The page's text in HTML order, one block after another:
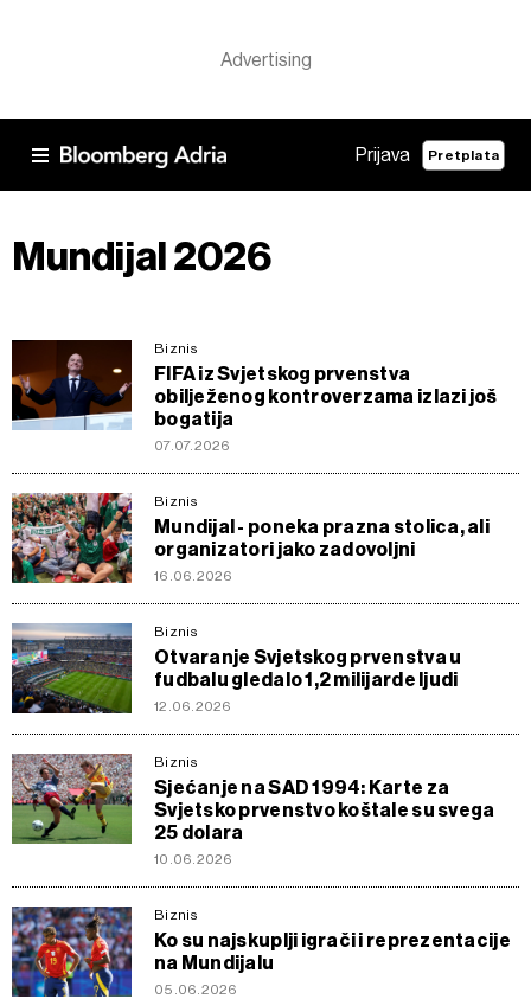
Prijava Pretplata
Mundijal 2026
Biznis
FIFA iz Svjetskog prvenstva
obilježenog kontroverzama izlazi još
bogatija
07.07.2026
Biznis
Mundijal - poneka prazna stolica, ali
organizatori jako zadovoljni
16.06.2026
Biznis
Otvaranje Svjetskog prvenstva u
fudbalu gledalo 1,2 milijarde ljudi
12.06.2026
Biznis
Sjećanje na SAD 1994: Karte za
Svjetsko prvenstvo koštale su svega
25 dolara
10.06.2026
Biznis
Ko su najskuplji igrači i reprezentacije
na Mundijalu
05.06.2026